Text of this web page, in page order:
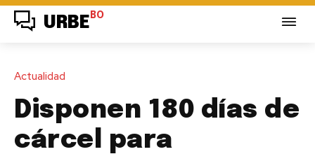
URBE BO
Actualidad
Disponen 180 días de
cárcel para